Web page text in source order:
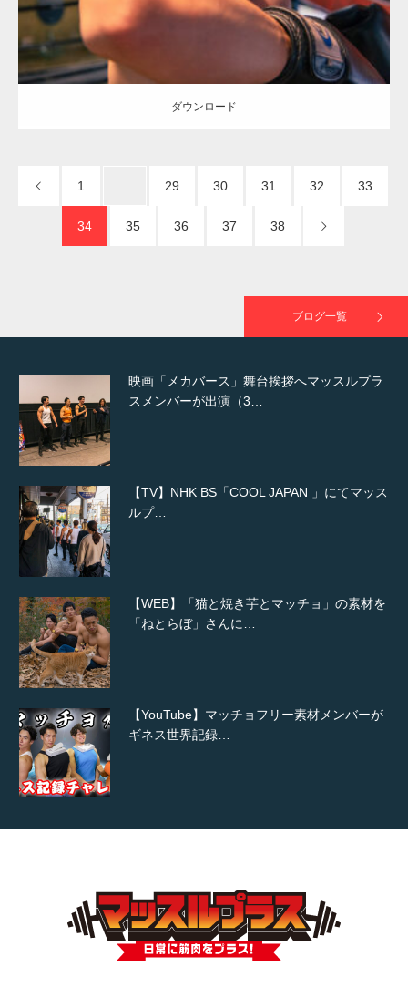
ダウンロード
1 29 30 31 32 33
34 35 36 37 38
ブログ一覧
TOKYO FMラジオ番組「ONE MORNING」
た（6/8放送）
映画「メカバース」舞台挨拶へマッスルプラ
スメンバーが出演（3…
【TV】NHK BS「COOL JAPAN 」にてマッス
ルプ…
【WEB】「猫と焼き芋とマッチョ」の素材を
「ねとらぼ」さんに…
【YouTube】マッチョフリー素材メンバーが
ギネス世界記録…
TOKYO FMラジオ番組「ONE MORNING」
で紹介さ…